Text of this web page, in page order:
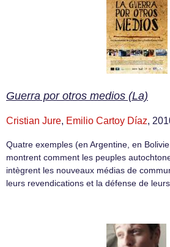
Guerra por otros medios (La)
Cristian Jure, Emilio Cartoy Díaz,
Quatre exemples (en Argentine, en
montrent comment les peuples
intègrent les nouveaux médias de
leurs revendications et la défense de